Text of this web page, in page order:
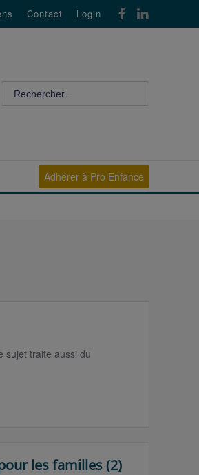
Contact Login
Adhérer à Pro Enfance
sujet traite aussi du
les familles (2)